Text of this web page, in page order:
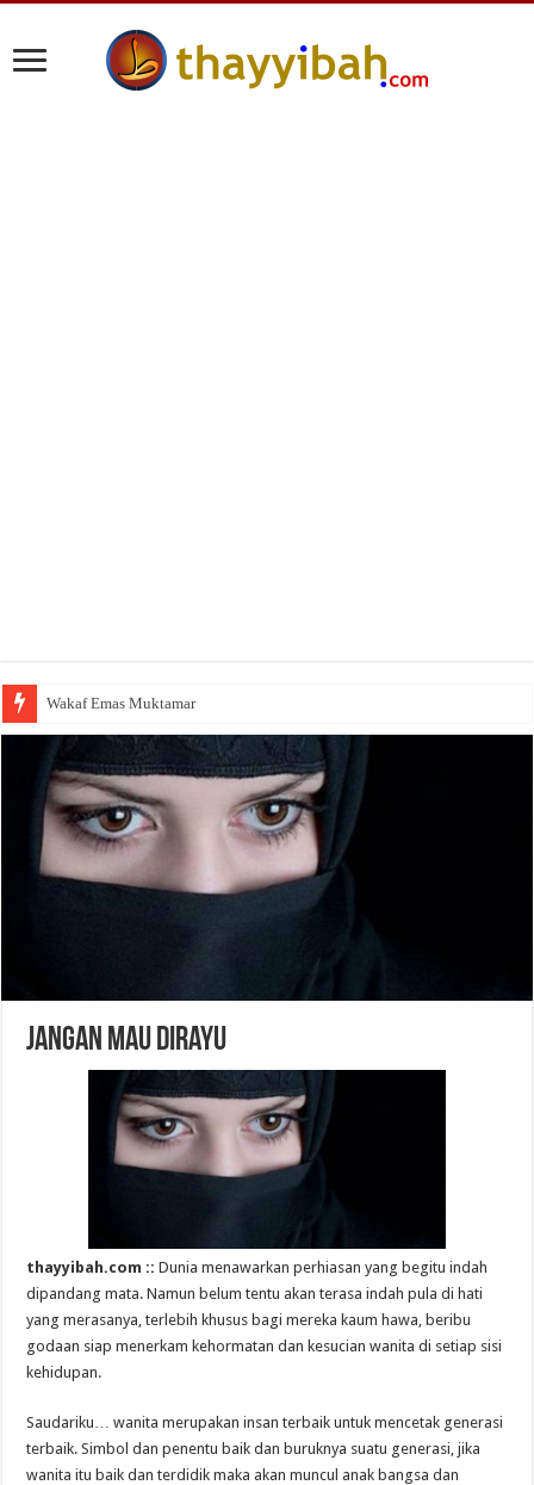
Wakaf Emas Muktamar
Jangan Mau Dirayu
thayyibah.com ::Dunia menawarkan perhiasan yang begitu indah
dipandang mata. Namun belum tentu akan terasa indah pula di hati
yang merasanya, terlebih khusus bagi mereka kaum hawa, beribu
godaan siap menerkam kehormatan dan kesucian wanita di setiap sisi
kehidupan.
Saudariku… wanita merupakan insan terbaik untuk mencetak generasi
terbaik. Simbol dan penentu baik dan buruknya suatu generasi, jika
wanita itu baik dan terdidik maka akan muncul anak bangsa dan